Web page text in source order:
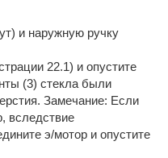
и наружную ручку
22.1) и опустите
(3) стекла были
Замечание: Если
вследствие
э/мотор и опустите